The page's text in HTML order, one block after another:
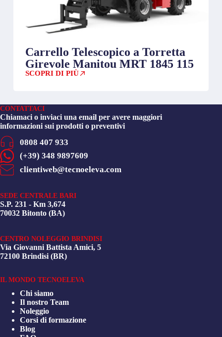
Carrello Telescopico a Torretta
Girevole Manitou MRT 1845 115
SCOPRI DI PIÙ
CONTATTACI
Chiamaci o inviaci una email per avere maggiori
informazioni sui prodotti o preventivi
0808 407 933
(+39) 348 9897609
clientiweb@tecnoeleva.com
SEDE CENTRALE BARI
S.P. 231 - Km 3,674
70032 Bitonto (BA)
CENTRO NOLEGGIO BRINDISI
Via Giovanni Battista Amici, 5
72100 Brindisi (BR)
IL MONDO TECNOELEVA
Chi siamo
Il nostro Team
Noleggio
Corsi di formazione
Blog